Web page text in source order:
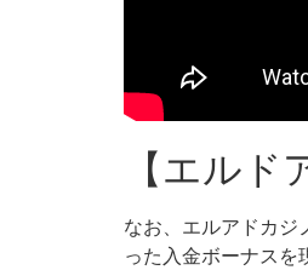
【エル
なお、エルアドカジ
った入金ボーナスを